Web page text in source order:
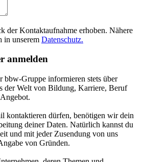
der Kontaktaufnahme erhoben. Nähere
in unserem Datenschutz.
anmelden
bbw-Gruppe informieren stets über
der Welt von Bildung, Karriere, Beruf
kontaktieren dürfen, benötigen wir dein
deiner Daten. Natürlich kannst du
und mit jeder Zusendung von uns
von Gründen.